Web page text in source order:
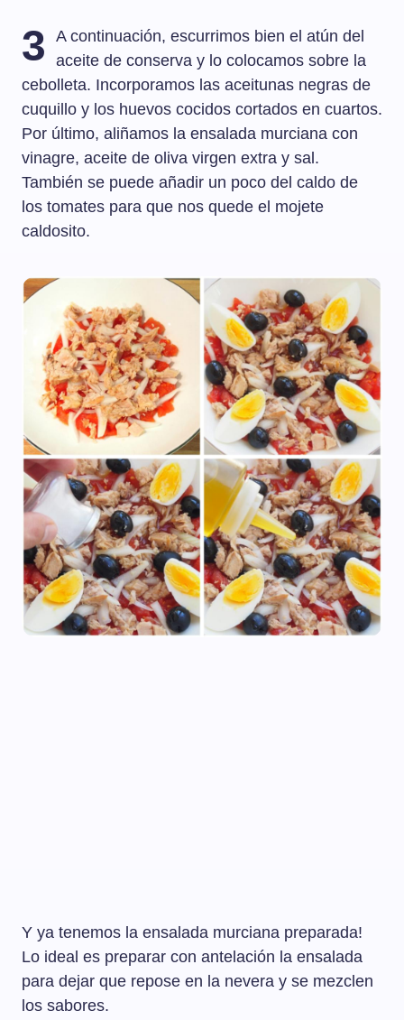
3
A continuación, escurrimos bien el atún del
aceite de conserva y lo colocamos sobre la
cebolleta. Incorporamos las aceitunas negras de
cuquillo y los huevos cocidos cortados en cuartos.
Por último, aliñamos la ensalada murciana con
vinagre, aceite de oliva virgen extra y sal.
También se puede añadir un poco del caldo de
los tomates para que nos quede el mojete
caldosito.
Y ya tenemos la ensalada murciana preparada!
Lo ideal es preparar con antelación la ensalada
para dejar que repose en la nevera y se mezclen
los sabores.